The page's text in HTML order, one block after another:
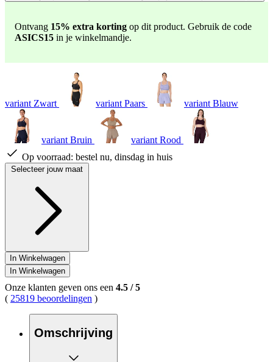
Ontvang 15% extra korting op dit product. Gebruik de code
ASICS15 in je winkelmandje.
variant Zwart variant Paars variant Blauw
variant Bruin
variant Rood
Op voorraad: bestel nu, dinsdag in huis
Selecteer jouw maat
In Winkelwagen
In Winkelwagen
Onze klanten geven ons een 4.5 /5
( 25819 beoordelingen )
Omschrijving